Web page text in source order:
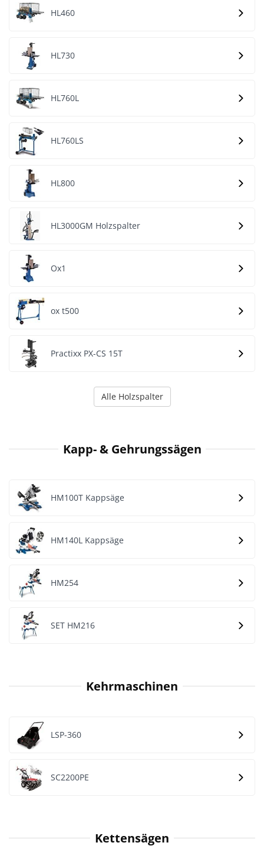
HL460
HL730
HL760L
HL760LS
HL800
HL3000GM Holzspalter
Ox1
ox t500
Practixx PX-CS 15T
Alle Holzspalter
Kapp- & Gehrungssägen
HM100T Kappsäge
HM140L Kappsäge
HM254
SET HM216
Kehrmaschinen
LSP-360
SC2200PE
Kettensägen